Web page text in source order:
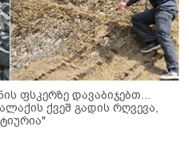
ფსკერზე დავაბიჯებთ...
ქვეშ გადის რღვევა,